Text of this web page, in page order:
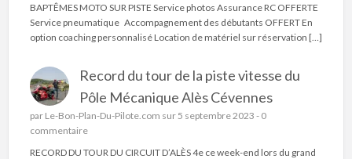
BAPTÊMES MOTO SUR PISTE Service photos Assurance RC OFFERTE
Service pneumatique Accompagnement des débutants OFFERT En
option coaching personnalisé Location de matériel sur réservation […]
Record du tour de la piste vitesse du
Pôle Mécanique Alès Cévennes
par Le-Bon-Plan-Du-Pilote.com sur 5 septembre 2023 - 0
commentaire
RECORD DU TOUR DU CIRCUIT D’ALÈS 4e ce week-end lors du grand